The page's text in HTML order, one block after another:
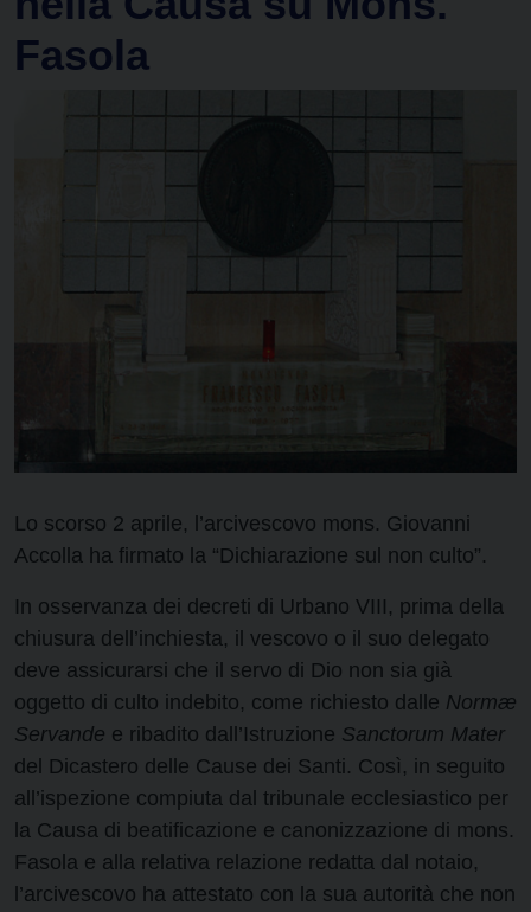
Fasola
Lo scorso 2 aprile, l’arcivescovo mons. Giovanni
Accolla ha firmato la “Dichiarazione sul non culto”.
In osservanza dei decreti di Urbano VIII, prima della
chiusura dell’inchiesta, il vescovo o il suo delegato
deve assicurarsi che il servo di Dio non sia già
oggetto di culto indebito, come richiesto dalle Normæ
Servande e ribadito dall’Istruzione Sanctorum Mater
del Dicastero delle Cause dei Santi. Così, in seguito
all’ispezione compiuta dal tribunale ecclesiastico per
la Causa di beatificazione e canonizzazione di mons.
Fasola e alla relativa relazione redatta dal notaio,
l’arcivescovo ha attestato con la sua autorità che non